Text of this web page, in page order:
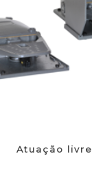
Atuação livre